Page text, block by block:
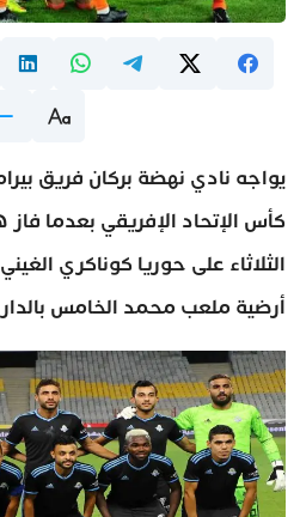
يواجه نادي نهضة بركان فريق
كأس الإتحاد الإفريقي بعدما
الثلاثاء على حوريا كوناكري
أرضية ملعب محمد الخامس بالدار